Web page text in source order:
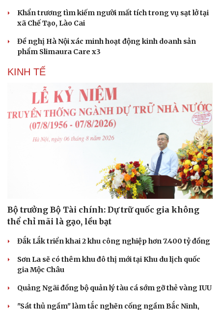
Văn hóa
Sân khấu - Điện ảnh
Văn học
Âm nhạc
Di sản
Giải trí
Thời trang
Sao Việt
Khẩn trương tìm kiếm người mất tích trong vụ sạt lở tại
xã Chế Tạo, Lào Cai
Đề nghị Hà Nội xác minh hoạt động kinh doanh sản
phẩm Slimaura Care x3
KINH TẾ
Bộ trưởng Bộ Tài chính: Dự trữ quốc gia không
thể chỉ mãi là gạo, lều bạt
Đắk Lắk triển khai 2 khu công nghiệp hơn 7.400 tỷ đồng
Sơn La sẽ có thêm khu đô thị mới tại Khu du lịch quốc
gia Mộc Châu
Quảng Ngãi đồng bộ quản lý tàu cá sớm gỡ thẻ vàng IUU
"Sát thủ ngầm" làm tắc nghẽn cống ngầm Bắc Ninh,